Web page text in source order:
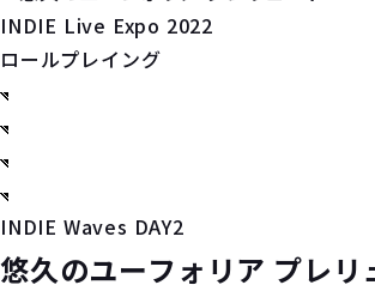
INDIE Live Expo 2022
ロールプレイング
INDIE Waves DAY2
悠久のユーフォリア プレリ